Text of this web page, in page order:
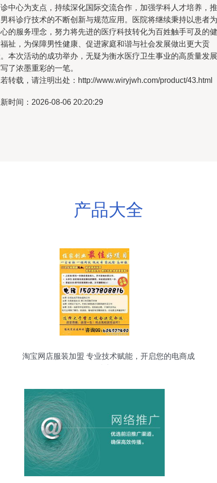
中心为支点，持续深化国际交流合作，加强学科人才培养，推
科诊疗技术的不断创新与规范应用。医院将继续秉持以患者为
的服务理念，努力将先进的医疗科技转化为百姓触手可及的健
祉，为保障男性健康、促进家庭和谐与社会发展做出更大贡
本次活动的成功举办，无疑为衡水医疗卫生事业的高质量发展
了浓墨重彩的一笔。
转载，请注明出处：http://www.wiryjwh.com/product/43.html
时间：2026-08-06 20:20:29
产品大全
淘宝网店服装加盟 专业技术赋能，开启您的电商成